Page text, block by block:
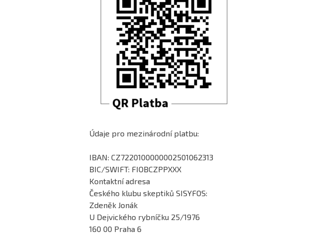
Údaje pro mezinárodní platbu:
IBAN: CZ7220100000002501062313
BIC/SWIFT: FIOBCZPPXXX
Kontaktní adresa
Českého klubu skeptiků SISYFOS:
Zdeněk Jonák
U Dejvického rybníčku 25/1976
160 00 Praha 6